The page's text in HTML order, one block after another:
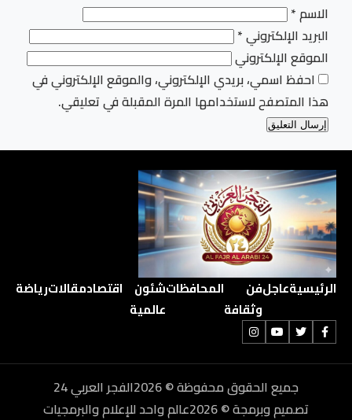
الاسم*
البريد الإلكتروني*
الموقع الإلكتروني
احفظ اسمي، بريدي الإلكتروني، والموقع الإلكتروني في
هذا المتصفح لاستخدامها المرة المقبلة في تعليقي.
الرئيسيةعاجلفن
وثقافة
المحافظاتشئون
عالمية
اقتصادمقالاترياضة
جميع الحقوق محفوظة © 2026الفجر العربي 24
تصميم وبرمجة © 2026عالم واحد للإعلام والبرمجيات